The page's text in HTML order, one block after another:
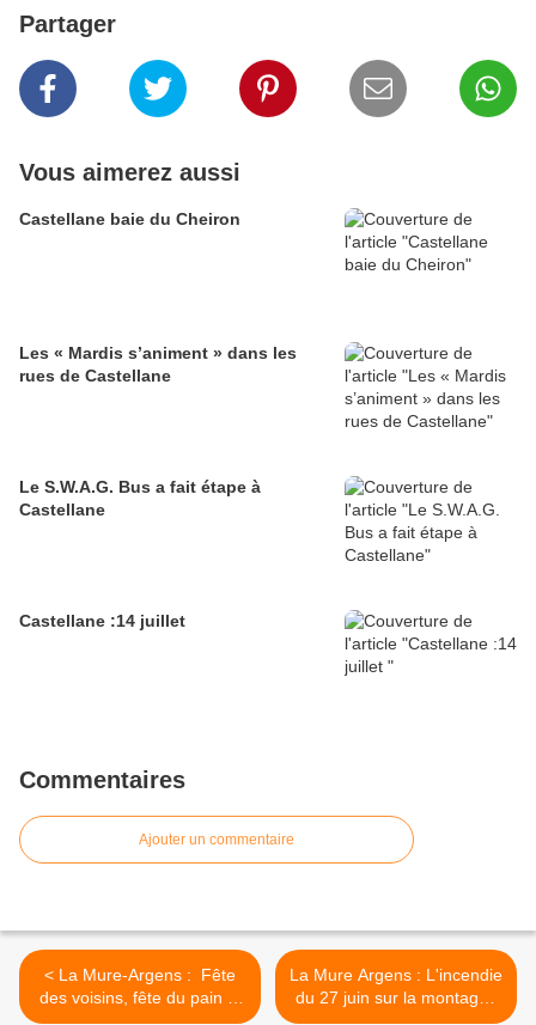
Partager
Vous aimerez aussi
Castellane baie du Cheiron
Les « Mardis s’animent » dans les
rues de Castellane
Le S.W.A.G. Bus a fait étape à
Castellane
Castellane :14 juillet
Commentaires
Ajouter un commentaire
< La Mure-Argens : Fête
des voisins, fête du pain et
concours de boules ….
La Mure Argens : L'incendie
du 27 juin sur la montagne
de Maurel >